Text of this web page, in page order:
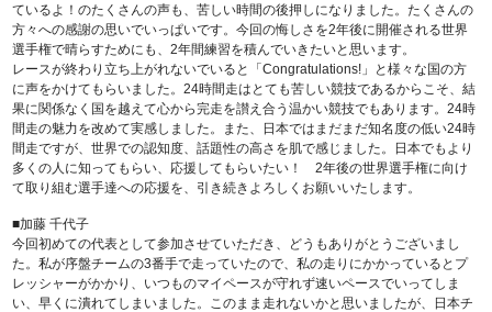
ているよ！のたくさんの声も、苦しい時間の後押しになりました。たくさんの
方々への感謝の思いでいっぱいです。今回の悔しさを2年後に開催される世界
選手権で晴らすためにも、2年間練習を積んでいきたいと思います。
レースが終わり立ち上がれないでいると「Congratulations!」と様々な国の方
に声をかけてもらいました。24時間走はとても苦しい競技であるからこそ、結
果に関係なく国を越えて心から完走を讃え合う温かい競技でもあります。24時
間走の魅力を改めて実感しました。また、日本ではまだまだ知名度の低い24時
間走ですが、世界での認知度、話題性の高さを肌で感じました。日本でもより
多くの人に知ってもらい、応援してもらいたい！ 2年後の世界選手権に向け
て取り組む選手達への応援を、引き続きよろしくお願いいたします。
■加藤 千代子
今回初めての代表として参加させていただき、どうもありがとうございまし
た。私が序盤チームの3番手で走っていたので、私の走りにかかっているとプ
レッシャーがかかり、いつものマイペースが守れず速いペースでいってしま
い、早くに潰れてしまいました。このまま走れないかと思いましたが、日本チ